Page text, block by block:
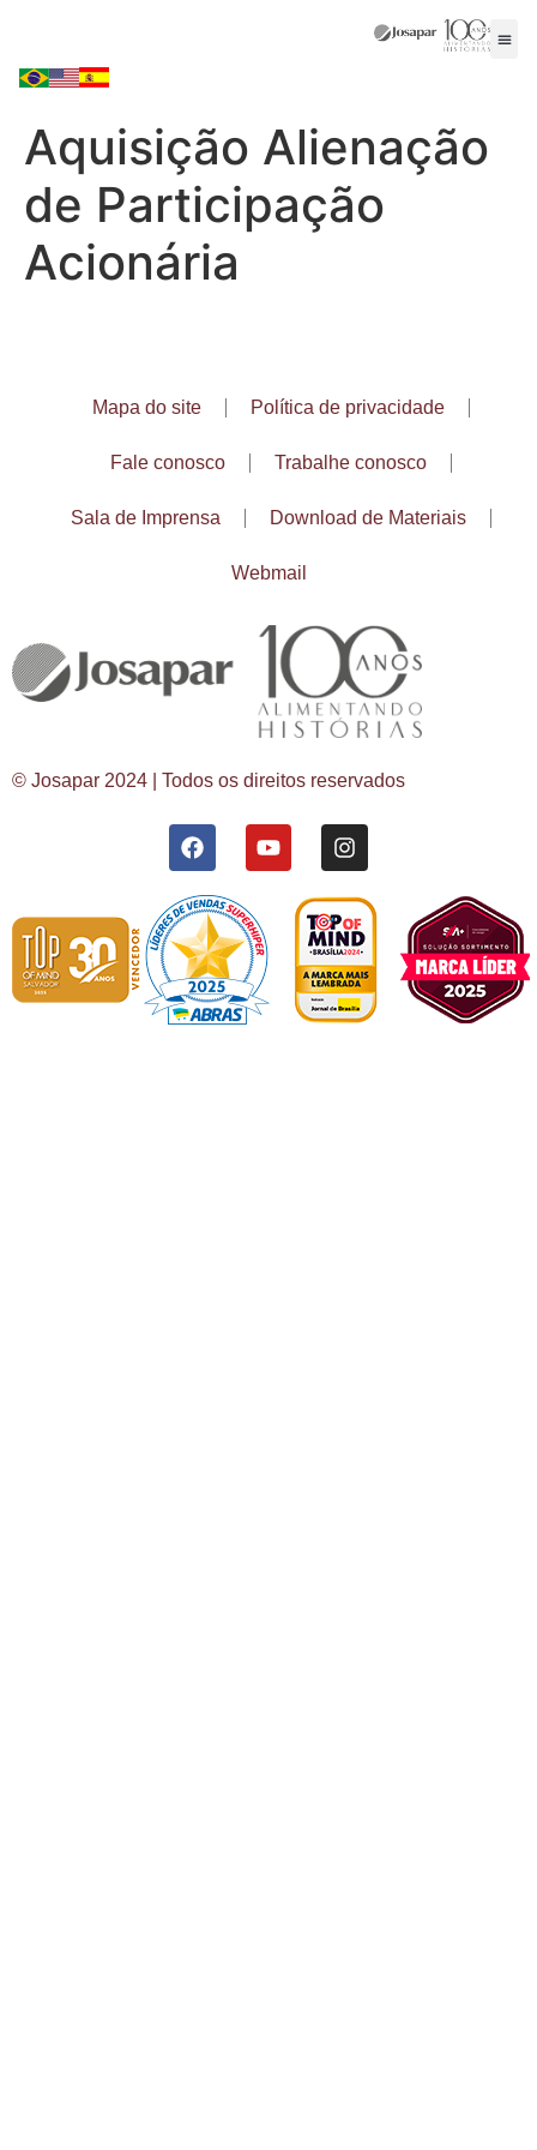
Aquisição Alienação
de Participação
Acionária
Mapa do site Política de privacidade
Fale conosco Trabalhe conosco
Sala de Imprensa Download de Materiais
Webmail
© Josapar 2024 | Todos os direitos reservados